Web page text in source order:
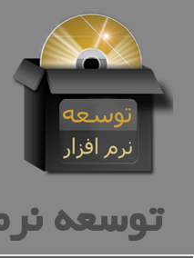
توسعه